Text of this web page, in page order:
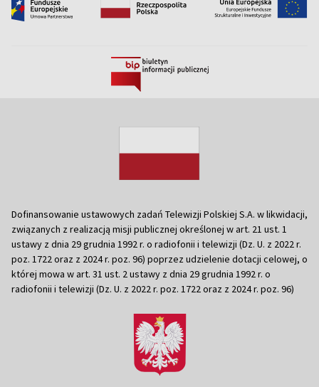
Dofinansowanie ustawowych zadań Telewizji Polskiej S.A. w likwidacji,
związanych z realizacją misji publicznej określonej w art. 21 ust. 1
ustawy z dnia 29 grudnia 1992 r. o radiofonii i telewizji (Dz. U. z 2022 r.
poz. 1722 oraz z 2024 r. poz. 96) poprzez udzielenie dotacji celowej, o
której mowa w art. 31 ust. 2 ustawy z dnia 29 grudnia 1992 r. o
radiofonii i telewizji (Dz. U. z 2022 r. poz. 1722 oraz z 2024 r. poz. 96)